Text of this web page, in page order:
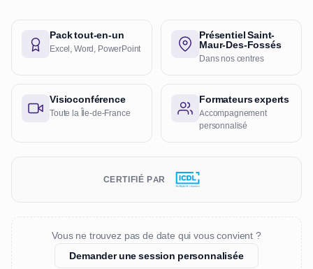
Pack tout-en-un
Excel, Word, PowerPoint
Présentiel Saint-
Maur-Des-Fossés
Dans nos centres
Visioconférence
Toute la Île-de-France
Formateurs experts
Accompagnement
personnalisé
CERTIFIÉ PAR
Vous ne trouvez pas de date qui vous convient ?
Demander une session personnalisée